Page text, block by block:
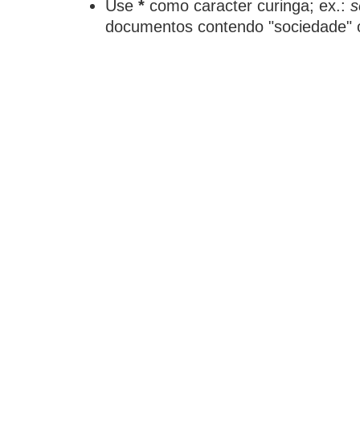
Use *como caracter curinga; ex.:
documentos contendo "sociedade"